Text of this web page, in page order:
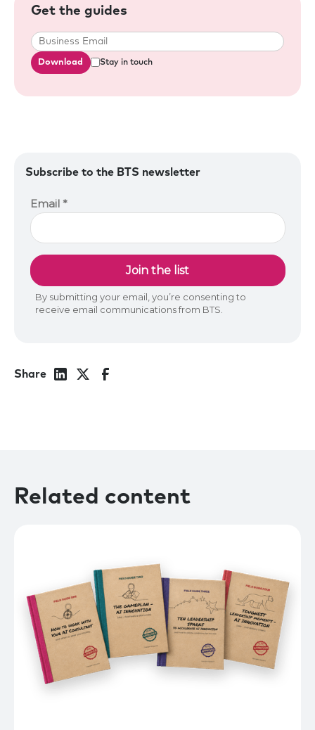
Subscribe to the BTS newsletter
Share
Get the guides
Download Stay in touch
Related content